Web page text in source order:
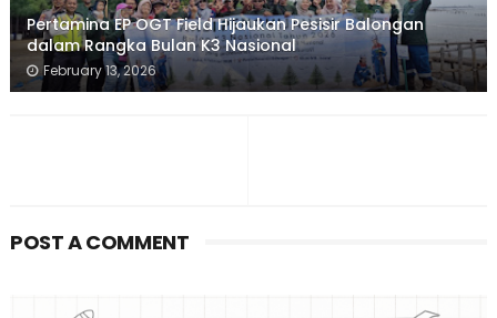
Pertamina EP OGT Field Hijaukan Pesisir Balongan
dalam Rangka Bulan K3 Nasional
February 13, 2026
POST A COMMENT